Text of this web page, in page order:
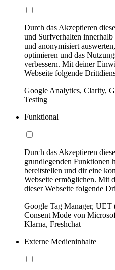
Durch das Akzeptieren
und Surfverhalten
und anonymisiert
optimieren und das
verbessern. Mit deiner
Webseite folgende
Google Analytics, Clarity,
Testing
Funktional
Durch das Akzeptieren
grundlegenden Funktionen
bereitstellen und dir eine
Webseite ermöglichen. Mit
dieser Webseite folgende
Google Tag Manager,
Consent Mode von
Klarna, Freshchat
Externe Medieninhalte